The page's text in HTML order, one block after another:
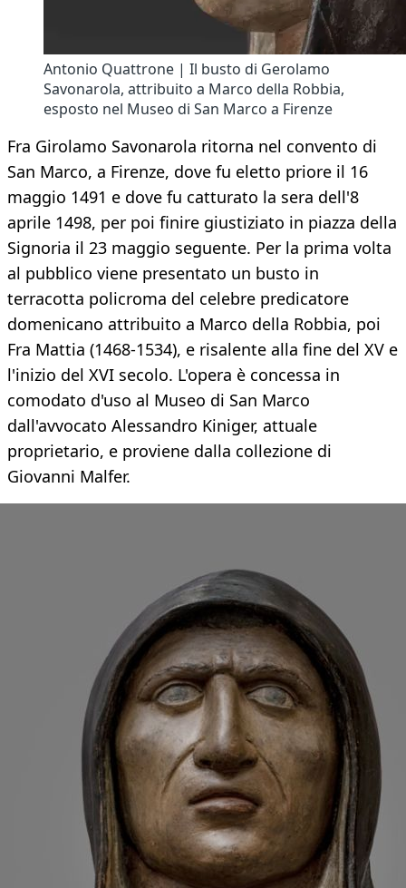
Antonio Quattrone | Il busto di Gerolamo
Savonarola, attribuito a Marco della Robbia,
esposto nel Museo di San Marco a Firenze
Fra Girolamo Savonarola ritorna nel convento di
San Marco, a Firenze, dove fu eletto priore il 16
maggio 1491 e dove fu catturato la sera dell'8
aprile 1498, per poi finire giustiziato in piazza della
Signoria il 23 maggio seguente. Per la prima volta
al pubblico viene presentato un busto in
terracotta policroma del celebre predicatore
domenicano attribuito a Marco della Robbia, poi
Fra Mattia (1468-1534), e risalente alla fine del XV e
l'inizio del XVI secolo. L'opera è concessa in
comodato d'uso al Museo di San Marco
dall'avvocato Alessandro Kiniger, attuale
proprietario, e proviene dalla collezione di
Giovanni Malfer.